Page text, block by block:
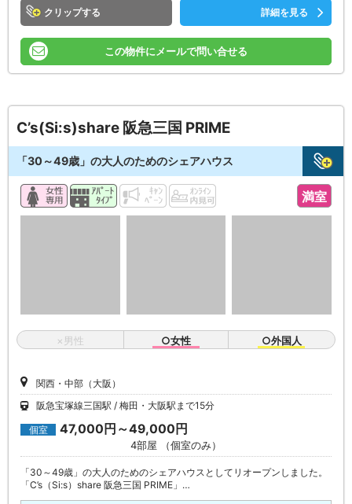
クリップ 詳細を見る
この物件にメールで問い合せる
C’s(Si:s)share 阪急三国 PRIME
「30～49歳」の大人のためのシェアハウス
満室
×男性 ○女性 ○外国人
関西・中部（大阪）
阪急宝塚線三国駅
梅田・大阪駅まで15分
個室 47,000円～49,000円
4部屋 （個室のみ）
「30～49歳」の大人のためのシェアハウスとしてリオープンしました。
「C’s（Si:s）share 阪急三国 PRIME」…